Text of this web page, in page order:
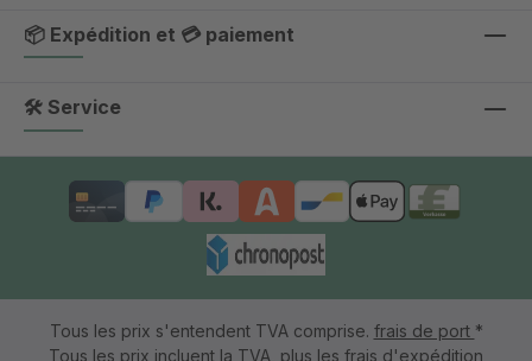
📦 Expédition et 💳 paiement
🛠 Service
Tous les prix s'entendent TVA comprise. frais de port *
Tous les prix incluent la TVA, plus les frais d'expédition